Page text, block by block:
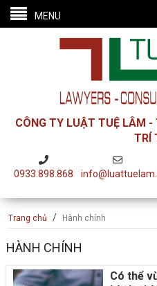
MENU
CÔNG TY LUẬT TUỆ LÂM -
TRÍ
0933.898.868
Trang chủ / Hành chính
HÀNH CHÍNH
Có thể